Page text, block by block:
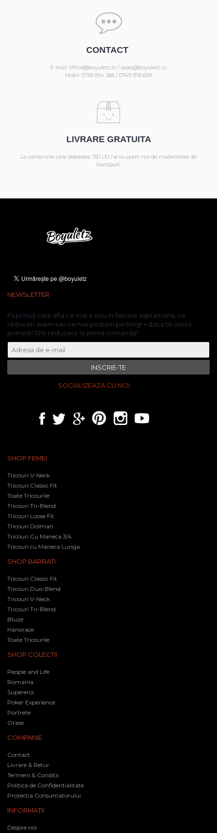
CONTACT
E-mail: office@boyuletz.ro / sales@boyuletz.ro.
Mobil: 0759 094 366 / 0749 978 659.
LIVRARE GRATUITA
La comenzile care depasesc 150 LEI ne ocupam noi de modalitatea de
transport.
NEWSLETTER
Fii primul care afla ce mai e nou in fiecare saptamana, ce
reduceri avem sau ce mai postam pe blog! + daca te inscrii
primesti 10% reducere la prima comanda!
INSCRIE-TE
SOCIALIZEAZA CU NOI
SHOP FEMEI
Tricouri V-Neck
Tricouri Classic Fit
Toate Tricourile
Tricouri Tri-Blend
Tricouri Loose Fit
Tricouri Dolman
Tricouri Cu Maneca 3/4
Tricouri cu Maneca Lunga
SHOP BARBATI
Tricouri Classic Fit
Tricouri Duo-Blend
Tricouri V-Neck
Tricouri Tri-Blend
Bluze
Hanorace
Toate Tricourile
SHOP COLECTII
People and Life
Romania
Supereroi
Poker Experience
Portrete
Orase
COMPANIE
Contact
Livrare & Retur
Termeni & Conditii
Politica de Confidentialitate
Protectia Consumatorului
INFORMATII
Despre noi